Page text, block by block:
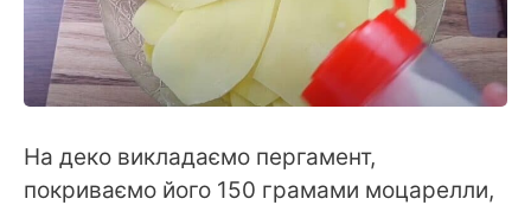
На деко викладаємо пергамент,
покриваємо його 150 грамами моцарелли,